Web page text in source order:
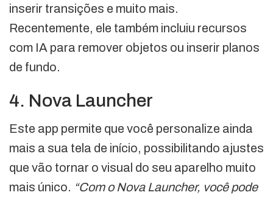
inserir transições e muito mais.
Recentemente, ele também incluiu recursos
com IA para remover objetos ou inserir planos
de fundo.
4. Nova Launcher
Este app permite que você personalize ainda
mais a sua tela de início, possibilitando ajustes
que vão tornar o visual do seu aparelho muito
mais único. “Com o Nova Launcher, você pode